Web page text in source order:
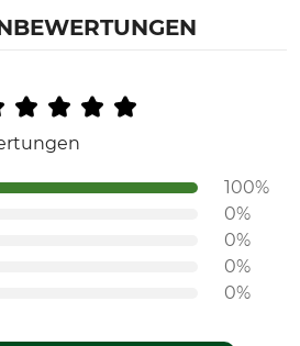
100%
0%
0%
0%
0%